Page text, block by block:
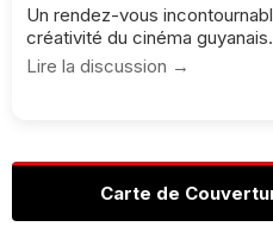
Un rendez-vous
créativité du cinéma
Lire la discussion →
Carte de